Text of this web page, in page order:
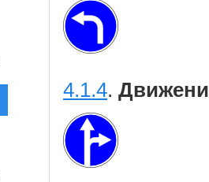
4.1.4.